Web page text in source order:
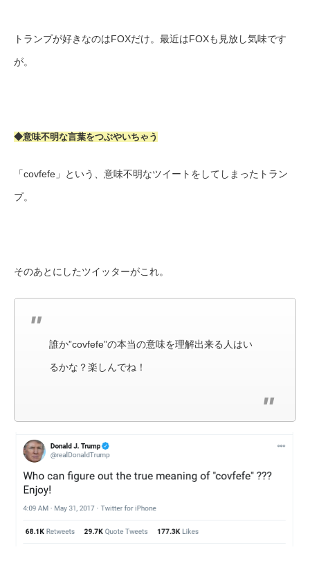
トランプが好きなのはFOXだけ。最近はFOXも見放し気味です
が。
◆意味不明な言葉をつぶやいちゃう
「covfefe」という、意味不明なツイートをしてしまったトラン
プ。
そのあとにしたツイッターがこれ。
誰か”covfefe”の本当の意味を理解出来る人はい
るかな？楽しんでね！